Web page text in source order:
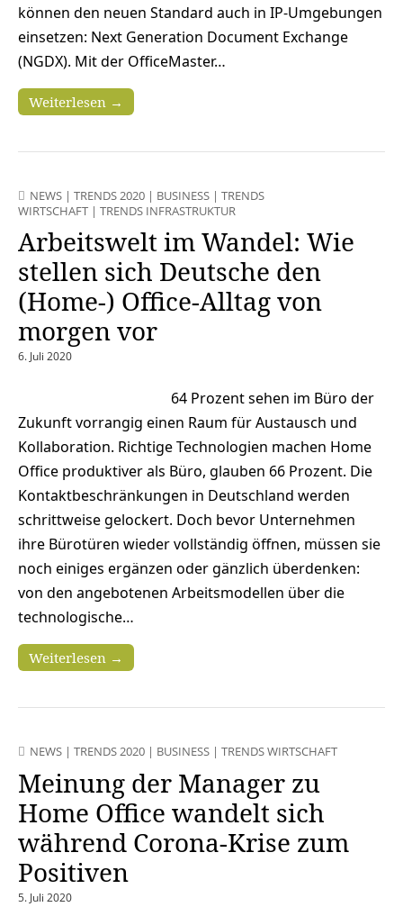
können den neuen Standard auch in IP-Umgebungen
einsetzen: Next Generation Document Exchange
(NGDX). Mit der OfficeMaster…
Weiterlesen →
NEWS | TRENDS 2020 | BUSINESS | TRENDS
WIRTSCHAFT | TRENDS INFRASTRUKTUR
Arbeitswelt im Wandel: Wie
stellen sich Deutsche den
(Home-) Office-Alltag von
morgen vor
6. Juli 2020
64 Prozent sehen im Büro der
Zukunft vorrangig einen Raum für Austausch und
Kollaboration. Richtige Technologien machen Home
Office produktiver als Büro, glauben 66 Prozent. Die
Kontaktbeschränkungen in Deutschland werden
schrittweise gelockert. Doch bevor Unternehmen
ihre Bürotüren wieder vollständig öffnen, müssen sie
noch einiges ergänzen oder gänzlich überdenken:
von den angebotenen Arbeitsmodellen über die
technologische…
Weiterlesen →
NEWS | TRENDS 2020 | BUSINESS | TRENDS WIRTSCHAFT
Meinung der Manager zu
Home Office wandelt sich
während Corona-Krise zum
Positiven
5. Juli 2020